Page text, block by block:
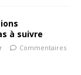
à suivre
Commentaires